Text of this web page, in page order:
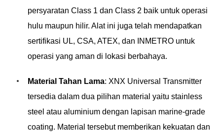
teman. works 100%!
persyaratan Class 1 dan Class 2 baik untuk operasi
hulu maupun hilir. Alat ini juga telah mendapatkan
sertifikasi UL, CSA, ATEX, dan INMETRO untuk
operasi yang aman di lokasi berbahaya.
Material Tahan Lama: XNX Universal Transmitter
tersedia dalam dua pilihan material yaitu stainless
steel atau aluminium dengan lapisan marine-grade
coating. Material tersebut memberikan kekuatan dan